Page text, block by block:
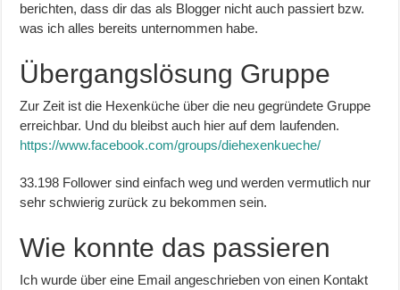
berichten, dass dir das als Blogger nicht auch passiert bzw.
was ich alles bereits unternommen habe.
Übergangslösung Gruppe
Zur Zeit ist die Hexenküche über die neu gegründete Gruppe
erreichbar. Und du bleibst auch hier auf dem laufenden.
https://www.facebook.com/groups/diehexenkueche/
33.198 Follower sind einfach weg und werden vermutlich nur
sehr schwierig zurück zu bekommen sein.
Wie konnte das passieren
Ich wurde über eine Email angeschrieben von einen Kontakt